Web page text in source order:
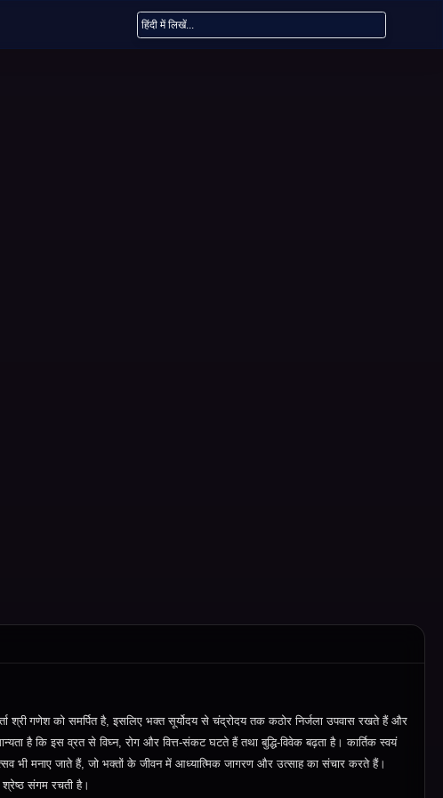
श्री गणेश को समर्पित है,इसलिए भक्त सूर्योदय से चंद्रोदय तक कठोर निर्जला उपवास रखते हैं और
है कि इस व्रत से विघ्न,रोग और वित्त‑संकट घटते हैं तथा बुद्धि‑विवेक बढ़ता है। कार्तिक स्वयं
भी मनाए जाते हैं,जो भक्तों के जीवन में आध्यात्मिक जागरण और उत्साह का संचार करते हैं।
श्रेष्ठ संगम रचती है।